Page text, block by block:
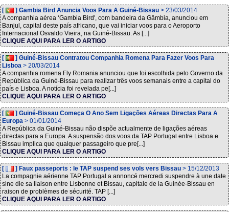
[ ] Gambia Bird Anuncia Voos Para A Guiné-Bissau > 23/03/2014
A companhia aérea ‘Gambia Bird', com bandeira da Gâmbia, anunciou em
Banjul, capital deste país africano, que vai iniciar voos para o Aeroporto
Internacional Osvaldo Vieira, na Guiné-Bissau. As [...]
CLIQUE AQUI PARA LER O ARTIGO
[
] Guiné-Bissau Contratou Companhia Romena Para Fazer Voos Para
Lisboa > 20/03/2014
A companhia romena Fly Romania anunciou que foi escolhida pelo Governo da
República da Guiné-Bissau para realizar três voos semanais entre a capital do
país e Lisboa. A notícia foi revelada pe[...]
CLIQUE AQUI PARA LER O ARTIGO
[
] Guiné-Bissau Começa O Ano Sem Ligações Aéreas Directas Para A
Europa > 01/01/2014
A República da Guiné-Bissau não dispõe actualmente de ligações aéreas
directas para a Europa. A suspensão dos voos da TAP Portugal entre Lisboa e
Bissau implica que qualquer passageiro que pre[...]
CLIQUE AQUI PARA LER O ARTIGO
[ ] Faux passeports : le TAP suspend ses vols vers Bissau > 15/12/2013
La compagnie aérienne TAP Portugal a annoncé mercredi suspendre à une date
sine die sa liaison entre Lisbonne et Bissau, capitale de la Guinée-Bissau en
raison de problèmes de sécurité. TAP [...]
CLIQUE AQUI PARA LER O ARTIGO